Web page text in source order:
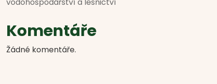
Komentáře
Žádné komentáře.